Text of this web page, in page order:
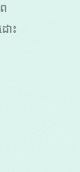
ោះ